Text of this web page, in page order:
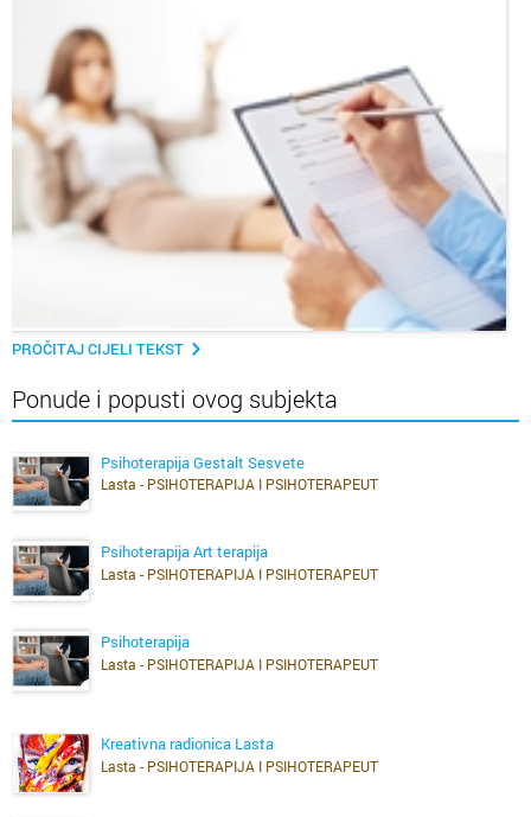
Dobrodošli na stranicu LASTA SAVJETOVANJE!
Sjedište nam je u Sesvetama, a neke od naših usluga su:
PROČITAJ CIJELI TEKST
Ponude i popusti ovog subjekta
Psihoterapija Gestalt Sesvete
Lasta - PSIHOTERAPIJA I PSIHOTERAPEUT
Psihoterapija Art terapija
Lasta - PSIHOTERAPIJA I PSIHOTERAPEUT
Psihoterapija
Lasta - PSIHOTERAPIJA I PSIHOTERAPEUT
Kreativna radionica Lasta
Lasta - PSIHOTERAPIJA I PSIHOTERAPEUT